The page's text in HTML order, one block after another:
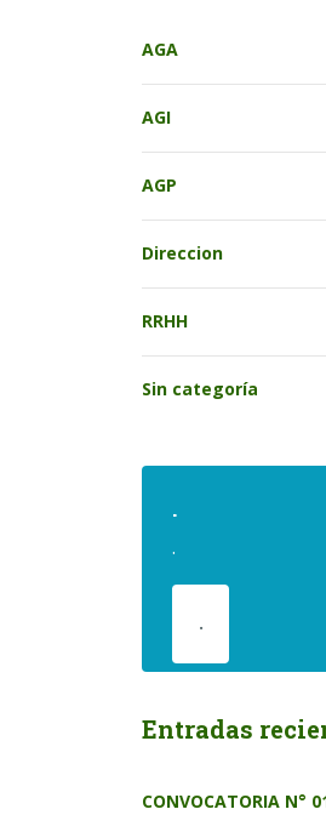
AGA
AGI
AGP
Direccion
RRHH
Sin categoría
.
.
.
Entradas
CONVOCATORIA N°